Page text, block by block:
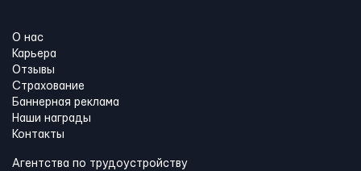
О нас
Карьера
Отзывы
Страхование
Баннерная реклама
Наши награды
Контакты
Агентства по трудоустройству